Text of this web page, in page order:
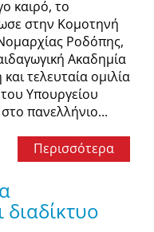
καιρό, το
στην Κομοτηνή
Ροδόπης,
Ακαδημία
τελευταία oμιλία
Υπουργείου
πανελλήνιο...
Περισσότερα